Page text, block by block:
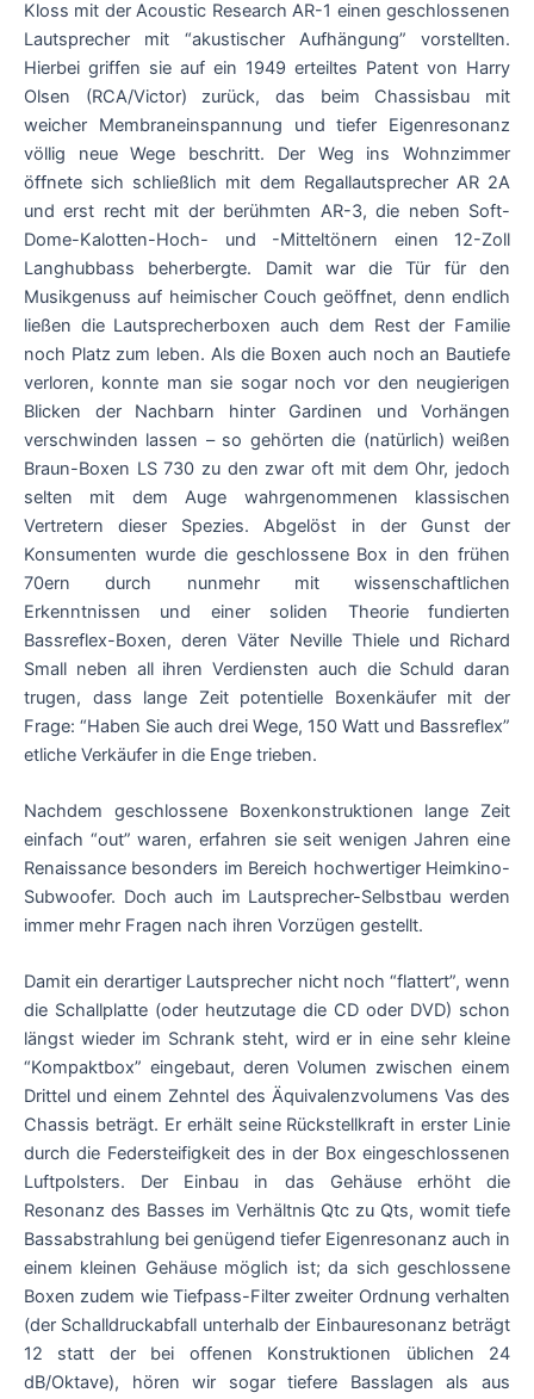
Kloss mit der Acoustic Research AR-1 einen geschlossenen
Lautsprecher mit “akustischer Aufhängung” vorstellten.
Hierbei griffen sie auf ein 1949 erteiltes Patent von Harry
Olsen (RCA/Victor) zurück, das beim Chassisbau mit
weicher Membraneinspannung und tiefer Eigenresonanz
völlig neue Wege beschritt. Der Weg ins Wohnzimmer
öffnete sich schließlich mit dem Regallautsprecher AR 2A
und erst recht mit der berühmten AR-3, die neben Soft-
Dome-Kalotten-Hoch- und -Mitteltönern einen 12-Zoll
Langhubbass beherbergte. Damit war die Tür für den
Musikgenuss auf heimischer Couch geöffnet, denn endlich
ließen die Lautsprecherboxen auch dem Rest der Familie
noch Platz zum leben. Als die Boxen auch noch an Bautiefe
verloren, konnte man sie sogar noch vor den neugierigen
Blicken der Nachbarn hinter Gardinen und Vorhängen
verschwinden lassen – so gehörten die (natürlich) weißen
Braun-Boxen LS 730 zu den zwar oft mit dem Ohr, jedoch
selten mit dem Auge wahrgenommenen klassischen
Vertretern dieser Spezies. Abgelöst in der Gunst der
Konsumenten wurde die geschlossene Box in den frühen
70ern durch nunmehr mit wissenschaftlichen
Erkenntnissen und einer soliden Theorie fundierten
Bassreflex-Boxen, deren Väter Neville Thiele und Richard
Small neben all ihren Verdiensten auch die Schuld daran
trugen, dass lange Zeit potentielle Boxenkäufer mit der
Frage: “Haben Sie auch drei Wege, 150 Watt und Bassreflex”
etliche Verkäufer in die Enge trieben.
Nachdem geschlossene Boxenkonstruktionen lange Zeit
einfach “out” waren, erfahren sie seit wenigen Jahren eine
Renaissance besonders im Bereich hochwertiger Heimkino-
Subwoofer. Doch auch im Lautsprecher-Selbstbau werden
immer mehr Fragen nach ihren Vorzügen gestellt.
Damit ein derartiger Lautsprecher nicht noch “flattert”, wenn
die Schallplatte (oder heutzutage die CD oder DVD) schon
längst wieder im Schrank steht, wird er in eine sehr kleine
“Kompaktbox” eingebaut, deren Volumen zwischen einem
Drittel und einem Zehntel des Äquivalenzvolumens Vas des
Chassis beträgt. Er erhält seine Rückstellkraft in erster Linie
durch die Federsteifigkeit des in der Box eingeschlossenen
Luftpolsters. Der Einbau in das Gehäuse erhöht die
Resonanz des Basses im Verhältnis Qtc zu Qts, womit tiefe
Bassabstrahlung bei genügend tiefer Eigenresonanz auch in
einem kleinen Gehäuse möglich ist; da sich geschlossene
Boxen zudem wie Tiefpass-Filter zweiter Ordnung verhalten
(der Schalldruckabfall unterhalb der Einbauresonanz beträgt
12 statt der bei offenen Konstruktionen üblichen 24
dB/Oktave), hören wir sogar tiefere Basslagen als aus